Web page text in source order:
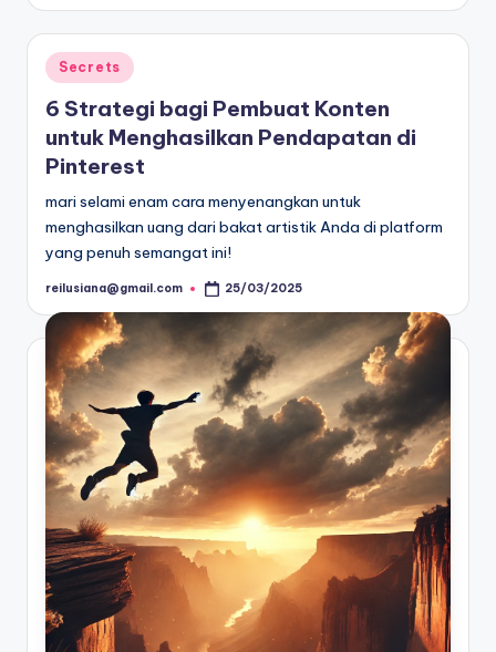
Posted
in
Secrets
6 Strategi bagi Pembuat Konten
untuk Menghasilkan Pendapatan di
Pinterest
mari selami enam cara menyenangkan untuk
menghasilkan uang dari bakat artistik Anda di platform
yang penuh semangat ini!
Posted
reilusiana@gmail.com 25/03/2025